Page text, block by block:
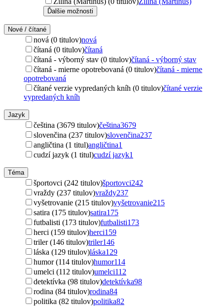
Ďalšie možnosti
Nové / čítané
nová (0 titulov)nová
čítaná (0 titulov)čítaná
čítaná - výborný stav (0 titulov)čítaná - výborný stav
čítaná - mierne opotrebovaná (0 titulov)čítaná - mierne
opotrebovaná
čítané verzie vypredaných kníh (0 titulov)čítané verzie
vypredaných kníh
Jazyk
čeština (3679 titulov)čeština3679
slovenčina (237 titulov)slovenčina237
angličtina (1 titul)angličtina1
cudzí jazyk (1 titul)cudzí jazyk1
Téma
športovci (242 titulov)športovci242
vraždy (237 titulov)vraždy237
vyšetrovanie (215 titulov)vyšetrovanie215
satira (175 titulov)satira175
futbalisti (173 titulov)futbalisti173
herci (159 titulov)herci159
triler (146 titulov)triler146
láska (129 titulov)láska129
humor (114 titulov)humor114
umelci (112 titulov)umelci112
detektívka (98 titulov)detektívka98
rodina (84 titulov)rodina84
politika (82 titulov)politika82